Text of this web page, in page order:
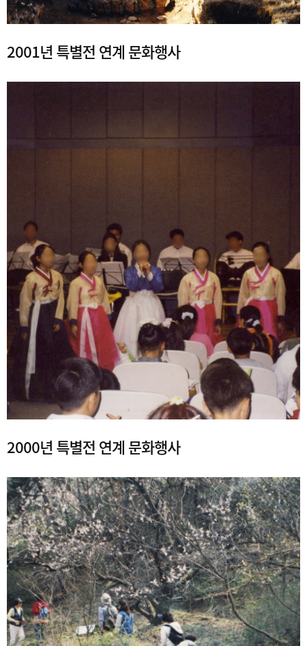
2001년 특별전 연계 문화행사
2000년 특별전 연계 문화행사